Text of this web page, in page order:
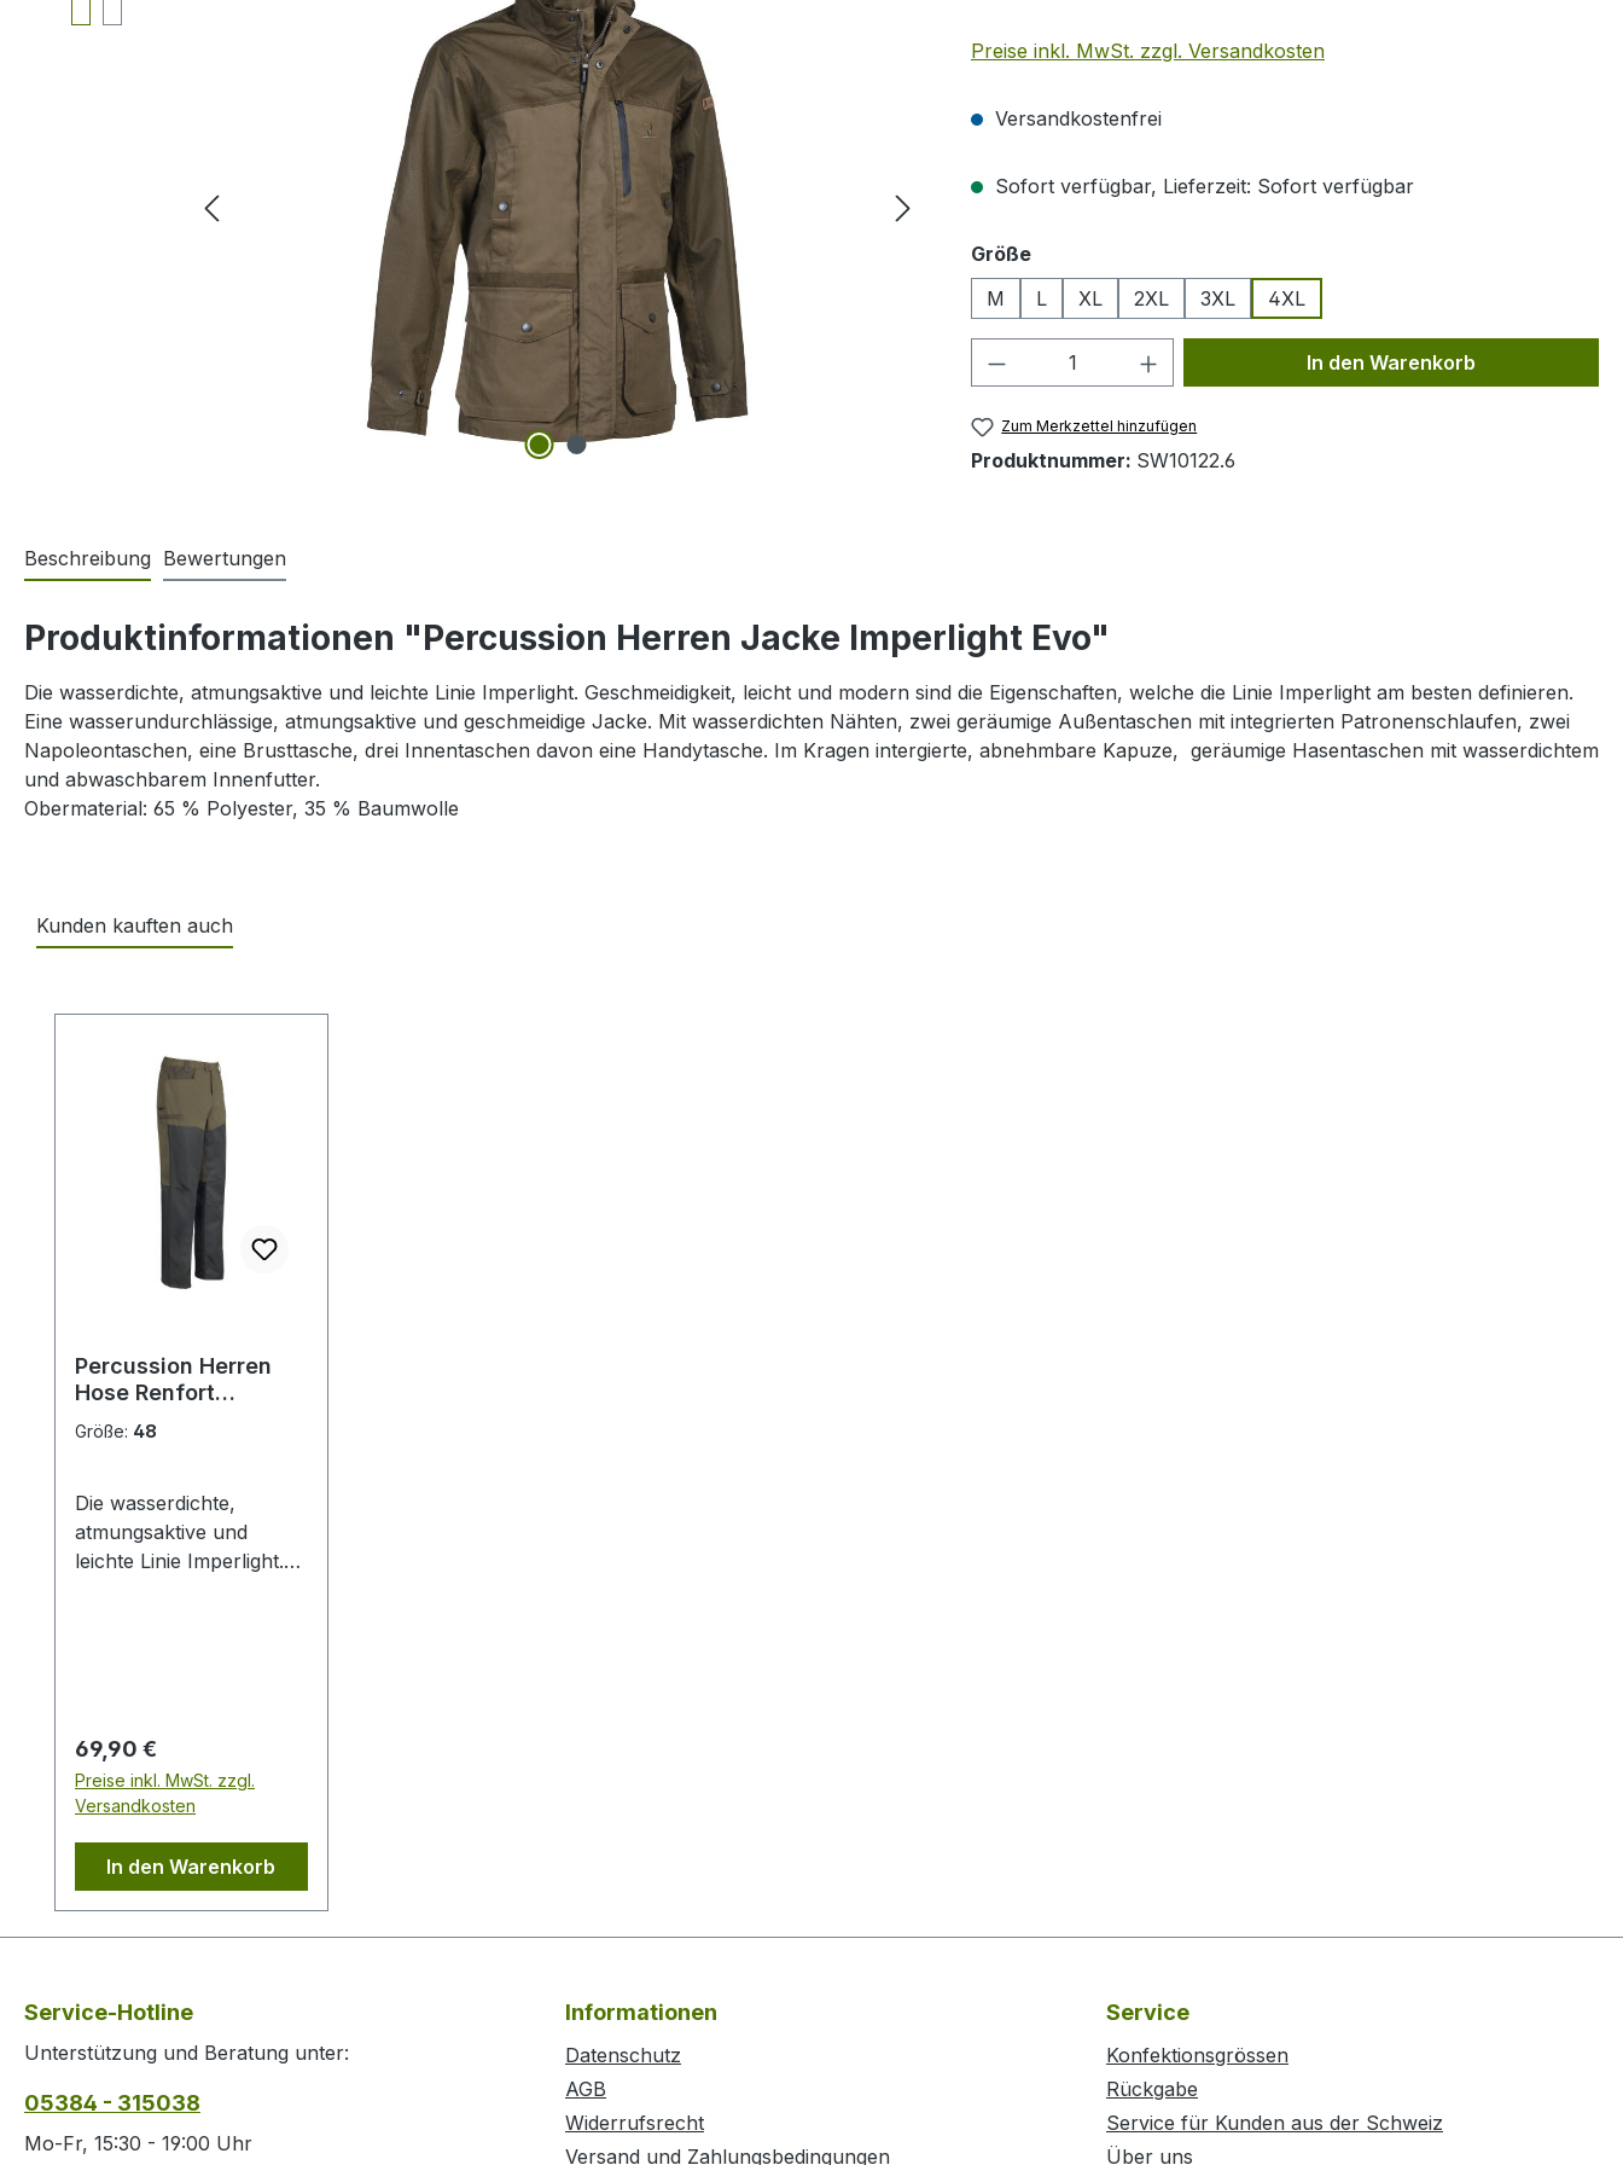
Preise inkl. MwSt. zzgl. Versandkosten
Versandkostenfrei
Sofort verfügbar, Lieferzeit: Sofort verfügbar
Größeauswählen
M
L XL 2XL 3XL 4XL
Produkt Anzahl: Gib den gewünschten Wert
In den Warenkorb
Zum Merkzettel hinzufügen
Produktnummer: SW10122.6
Beschreibung Bewertungen
Produktinformationen "Percussion Herren Jacke Imperlight Evo"
Die wasserdichte, atmungsaktive und leichte Linie Imperlight. Geschmeidigkeit, leicht und modern sind die Eigenschaften, welche die Linie Imperlight am besten definieren.
Eine wasserundurchlässige, atmungsaktive und geschmeidige Jacke. Mit wasserdichten Nähten, zwei geräumige Außentaschen mit integrierten Patronenschlaufen, zwei
Napoleontaschen, eine Brusttasche, drei Innentaschen davon eine Handytasche. Im Kragen intergierte, abnehmbare Kapuze, geräumige Hasentaschen mit wasserdichtem
und abwaschbarem Innenfutter.
Obermaterial: 65 % Polyester, 35 % Baumwolle
Kunden kauften auch
Percussion Herren
Hose Renfort
Imperlight Evo
Größe: 48
Die wasserdichte,
atmungsaktive und
leichte Linie Imperlight.
Jagdhose mit laminierter
Membran, verleiht der
Hose Wasserdichtigkeit
und Atmungsaktivität. Die
Taschen, darunter ist
eine Messertasche.
Durch einen
die Hose ein gutes
Tragegefühl. 65%
Baumwolle
Regulärer Preis:
69,90 €
Preise inkl. MwSt. zzgl.
Versandkosten
In den Warenkorb
Service-Hotline
Unterstützung und Beratung unter:
05384 - 315038
Mo-Fr, 15:30 - 19:00 Uhr
Informationen
Datenschutz
AGB
Widerrufsrecht
Versand und Zahlungsbedingungen
Service
Konfektionsgrössen
Rückgabe
Service für Kunden aus der Schweiz
Über uns